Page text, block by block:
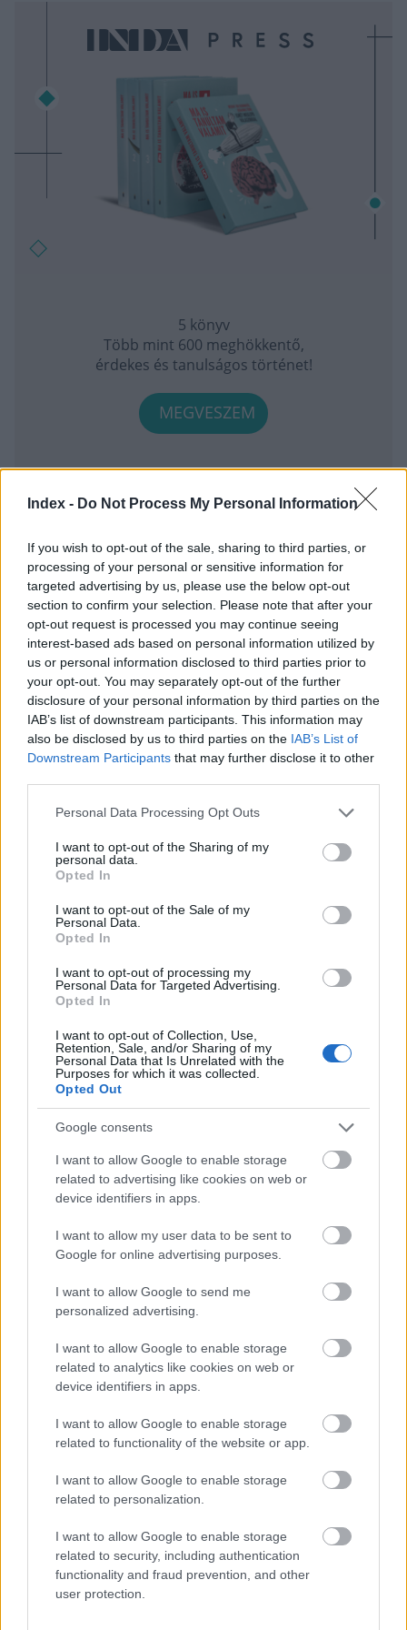
Index - Do Not Process My Personal Information
If you wish to opt-out of the sale, sharing to third parties, or
processing of your personal or sensitive information for
targeted advertising by us, please use the below opt-out
section to confirm your selection. Please note that after your
opt-out request is processed you may continue seeing
interest-based ads based on personal information utilized by
us or personal information disclosed to third parties prior to
your opt-out. You may separately opt-out of the further
disclosure of your personal information by third parties on the
IAB’s list of downstream participants. This information may
also be disclosed by us to third parties on the IAB’s List of
Downstream Participants that may further disclose it to other
Please note that this website/app uses one or more Google
not limited to your visit or usage behaviour. You may click to
grant or deny consent to Google and its third-party tags to
use your data for below specified purposes in below Google
consent section.
Personal Data Processing Opt Outs
I want to opt-out of the Sharing of my
personal data.
Opted In
I want to opt-out of the Sale of my
Personal Data.
Opted In
I want to opt-out of processing my
Personal Data for Targeted Advertising.
Opted In
I want to opt-out of Collection, Use,
Retention, Sale, and/or Sharing of my
Personal Data that Is Unrelated with the
Purposes for which it was collected.
Opted Out
Google consents
I want to allow Google to enable storage
related to advertising like cookies on web or
device identifiers in apps.
I want to allow my user data to be sent to
Google for online advertising purposes.
I want to allow Google to send me
personalized advertising.
I want to allow Google to enable storage
related to analytics like cookies on web or
device identifiers in apps.
I want to allow Google to enable storage
related to functionality of the website or app.
I want to allow Google to enable storage
related to personalization.
I want to allow Google to enable storage
related to security, including authentication
functionality and fraud prevention, and other
user protection.
5 könyv
Több mint 600 meghökkentő,
érdekes és tanulságos történet!
MEGVESZEM
Kövesse az Indexet Facebookon is!
Követem!
BELFÖLD
Orbán Balázs köszönetet mondott az
energiaválság kezeléséért
AUGUSZTUS 2., 10:12
BELFÖLD
40 fok, vízhiány és leálló Paksi Atomerőmű –
így próbálják túlélni a magyarok a brutális
hőséget
AUGUSZTUS 2., 09:18
BELFÖLD